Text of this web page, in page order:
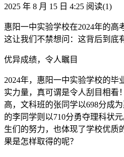
2025 年 8 月 15 日 4:25 阅读(1)
惠阳一中实验学校在2024年的高
这让我们不禁想问：这背后到底
优异成绩，令人瞩目
2024年，惠阳一中实验学校的毕
实力量，真可谓是令人刮目相看
高，文科班的张同学以698分成
的李同学则以710分勇夺理科状
生们的努力，也体现了学校优质
果是怎样取得的呢？